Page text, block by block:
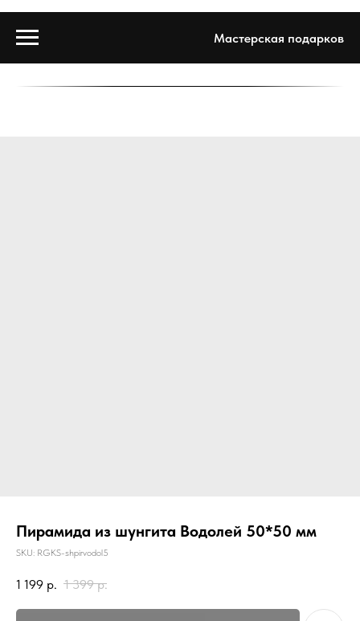
Мастерская подарков
Пирамида из шунгита Водолей 50*50 мм
SKU: RGKS-shpirvodol5
1 199 р. 1 399 р.